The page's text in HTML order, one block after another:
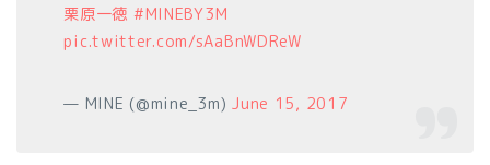
栗原一徳 #MINEBY3M
pic.twitter.com/sAaBnWDReW
— MINE (@mine_3m)June 15, 2017